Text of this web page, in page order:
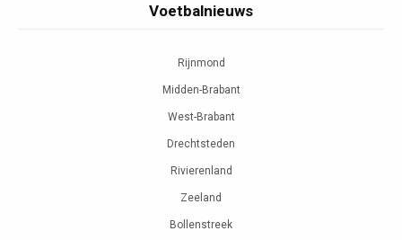
Voetbalnieuws
Rijnmond
Midden-Brabant
West-Brabant
Drechtsteden
Rivierenland
Zeeland
Bollenstreek